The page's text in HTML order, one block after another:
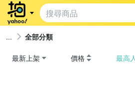
全部分類
最新上架 價格 最高